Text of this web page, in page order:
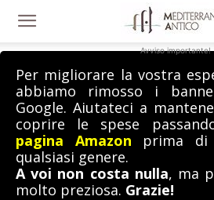
Avviso importante!
Per migliorare la vostra
abbiamo rimosso i
Google. Aiutateci a
coprire le spese
pagina Amazon prima di
qualsiasi genere.
A voi non costa nulla, ma
molto preziosa. Grazie!